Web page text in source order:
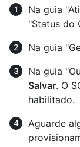
Na guia
"Status do
Na guia
Na guia
Salvar. O
habilitado.
Aguarde